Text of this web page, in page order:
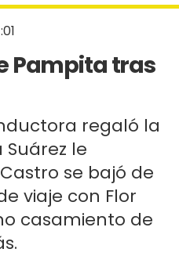
Pampita tras
regaló la
le
se bajó de
viaje con Flor
casamiento de